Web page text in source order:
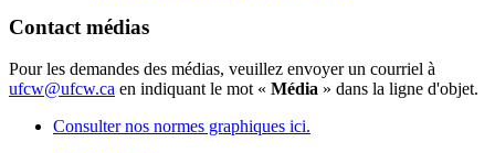
Contact médias
Pour les demandes des médias, veuillez envoyer un courriel à
ufcw@ufcw.ca en indiquant le mot « Média » dans la ligne d'objet.
Consulter nos normes graphiques ici.